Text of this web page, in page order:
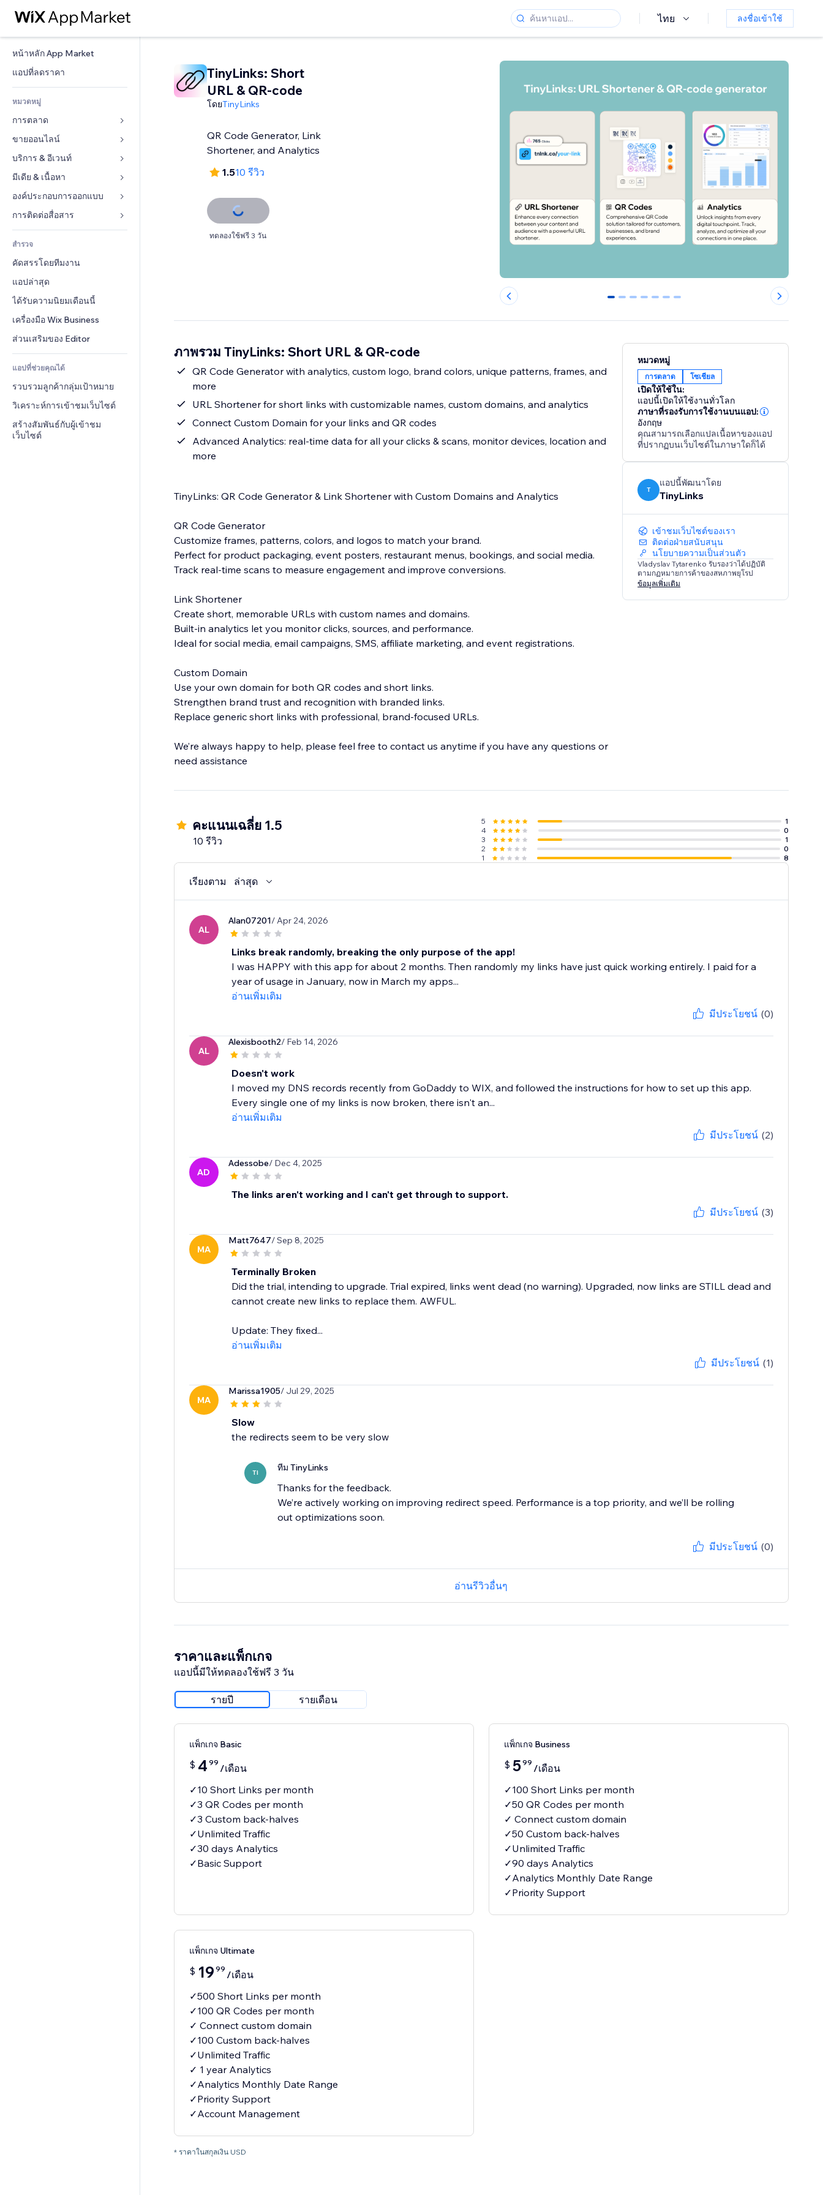
ไทย ลงชื่อเข้าใช้
หน้าหลัก App Market
แอปที่ลดราคา
หมวดหมู่
การตลาด
โฆษณา
โทรศัพท์มือถือ
บทวิเคราะห์
โซเชียล
ทำอันดับเว็บไซต์
อีเมล
ขายออนไลน์
แอปสำหรับร้านค้า
การจัดส่ง & ส่งมอบสินค้า
ปุ่มการจำหน่าย
คอร์สออนไลน์
บัญชี
คูปอง & ความภักดีในแบรนด์
โซลูชันคลังสินค้า
การดรอปชิป
(Crowdfunding)
อาหาร & เครื่องดื่ม
บริการ & อีเวนท์
โรงแรม
อีเวนท์
ร้านอาหาร
อสังหาริมทรัพย์
การจอง
มีเดีย & เนื้อหา
แกลเลอรี
เพลง
พอดแคสต์
การถ่ายภาพ
วิดีโอ
PDF
การแชร์ไฟล์
ข่าว
องค์ประกอบการออกแบบ
แผนที่  & การนำทาง
ส่วนบุคคล & ความปลอดภัย
นาฬิกา
เทมเพลตเพจ
เอฟเฟกต์รูปภาพ
ปุ่ม & เมนู
แบนเนอร์ & สัญลักษณ์
เครื่องคำนวน
ค้นหา
อากาศ
แผนภูมิ & ตาราง
แบบฟอร์ม
แบบสำรวจ
แชต
หมายเหตุ
โทรศัพท์
ชุมชน
รีวิว & การรับรอง
CRM
สำรวจ
คัดสรรโดยทีมงาน
แอปล่าสุด
ได้รับความนิยมเดือนนี้
เครื่องมือ Wix Business
ส่วนเสริมของ Editor
แอปที่ช่วยคุณได้
รวบรวมลูกค้ากลุ่มเป้าหมาย
วิเคราะห์การเข้าชมเว็บไซต์
สร้างสัมพันธ์กับผู้เข้าชม
เว็บไซต์
TinyLinks: Short
URL & QR-code
โดยTinyLinks
QR Code Generator, Link
Shortener, and Analytics
1.510 รีวิว
ทดลองใช้ฟรี 3 วัน
0 1 2 3 4 5 6
ภาพรวม TinyLinks: Short URL & QR-code
QR Code Generator with analytics, custom logo, brand colors, unique patterns, frames, and
more
URL Shortener for short links with customizable names, custom domains, and analytics
Connect Custom Domain for your links and QR codes
Advanced Analytics: real-time data for all your clicks & scans, monitor devices, location and
more
TinyLinks: QR Code Generator & Link Shortener with Custom Domains and Analytics
QR Code Generator
Customize frames, patterns, colors, and logos to match your brand.
Perfect for product packaging, event posters, restaurant menus, bookings, and social media.
Track real-time scans to measure engagement and improve conversions.
Link Shortener
Create short, memorable URLs with custom names and domains.
Built-in analytics let you monitor clicks, sources, and performance.
Ideal for social media, email campaigns, SMS, affiliate marketing, and event registrations.
Custom Domain
Use your own domain for both QR codes and short links.
Strengthen brand trust and recognition with branded links.
Replace generic short links with professional, brand-focused URLs.
We’re always happy to help, please feel free to contact us anytime if you have any questions or
need assistance
หมวดหมู่
การตลาด โซเชียล
เปิดให้ใช้ใน:
แอปนี้เปิดให้ใช้งานทั่วโลก
ภาษาที่รองรับการใช้งานบนแอป:
อังกฤษ
คุณสามารถเลือกแปลเนื้อหาของแอป
ที่ปรากฏบนเว็บไซต์ในภาษาใดก็ได้
T
แอปนี้พัฒนาโดย
TinyLinks
เข้าชมเว็บไซต์ของเรา
ติดต่อฝ่ายสนับสนุน
นโยบายความเป็นส่วนตัว
Vladyslav Tytarenko รับรองว่าได้ปฏิบัติ
ตามกฏหมายการค้าของสหภาพยุโรป
ข้อมูลเพิ่มเติม
คะแนนเฉลี่ย 1.5
10 รีวิว
5
1
4
0
3
1
2
0
1
8
เรียงตาม ล่าสุด
AL
Alan07201/ Apr 24, 2026
Links break randomly, breaking the only purpose of the app!
I was HAPPY with this app for about 2 months. Then randomly my links have just quick working entirely. I paid for a
year of usage in January, now in March my apps...
อ่านเพิ่มเติม
มีประโยชน์ (0)
AL
Alexisbooth2/ Feb 14, 2026
Doesn't work
I moved my DNS records recently from GoDaddy to WIX, and followed the instructions for how to set up this app.
Every single one of my links is now broken, there isn't an...
อ่านเพิ่มเติม
มีประโยชน์ (2)
AD
Adessobe/ Dec 4, 2025
The links aren't working and I can't get through to support.
มีประโยชน์ (3)
MA
Matt7647/ Sep 8, 2025
Terminally Broken
Did the trial, intending to upgrade. Trial expired, links went dead (no warning). Upgraded, now links are STILL dead and
cannot create new links to replace them. AWFUL.
Update: They fixed...
อ่านเพิ่มเติม
มีประโยชน์ (1)
MA
Marissa1905/ Jul 29, 2025
Slow
the redirects seem to be very slow
TI ทีม TinyLinks
Thanks for the feedback.
We’re actively working on improving redirect speed. Performance is a top priority, and we’ll be rolling
มีประโยชน์ (0)
อ่านรีวิวอื่นๆ
ราคาและแพ็กเกจ
แอปนี้มีให้ทดลองใช้ฟรี 3 วัน
รายปี รายเดือน
แพ็กเกจ Basic
$ 4 99 /เดือน
✓10 Short Links per month
✓3 QR Codes per month
✓3 Custom back-halves
✓Unlimited Traffic
✓30 days Analytics
✓Basic Support
แพ็กเกจ Business
$ 599 /เดือน
✓100 Short Links per month
✓50 QR Codes per month
✓ Connect custom domain
✓50 Custom back-halves
✓Unlimited Traffic
✓90 days Analytics
✓Analytics Monthly Date Range
✓Priority Support
แพ็กเกจ Ultimate
$ 19 99 /เดือน
✓500 Short Links per month
✓100 QR Codes per month
✓ Connect custom domain
✓100 Custom back-halves
✓Unlimited Traffic
✓ 1 year Analytics
✓Analytics Monthly Date Range
✓Priority Support
✓Account Management
* ราคาในสกุลเงิน USD